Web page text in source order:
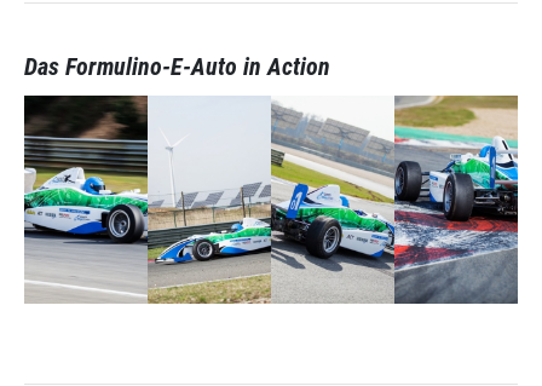
Das Formulino-E-Auto in Action